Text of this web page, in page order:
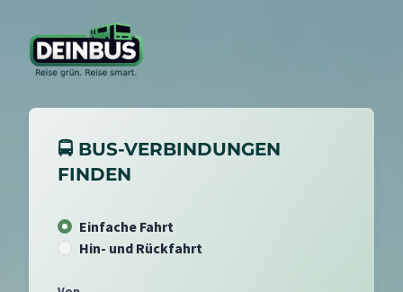
🚍 BUS-VERBINDUNGEN
FINDEN
Einfache Fahrt
Hin- und Rückfahrt